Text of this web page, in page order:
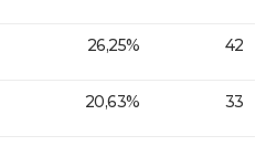
26,25% 42
20,63% 33